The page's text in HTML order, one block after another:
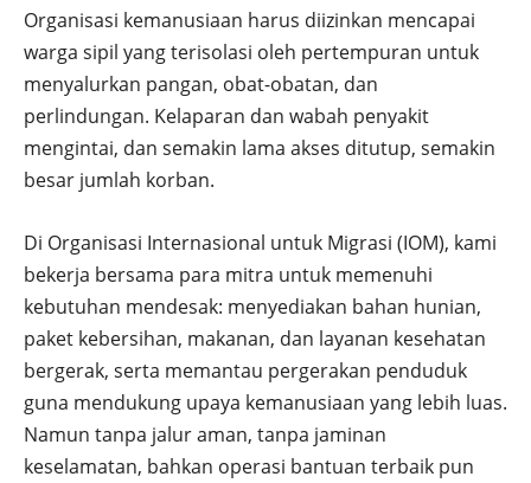
Organisasi kemanusiaan harus diizinkan mencapai
warga sipil yang terisolasi oleh pertempuran untuk
menyalurkan pangan, obat-obatan, dan
perlindungan. Kelaparan dan wabah penyakit
mengintai, dan semakin lama akses ditutup, semakin
besar jumlah korban.
Di Organisasi Internasional untuk Migrasi (IOM), kami
bekerja bersama para mitra untuk memenuhi
kebutuhan mendesak: menyediakan bahan hunian,
paket kebersihan, makanan, dan layanan kesehatan
bergerak, serta memantau pergerakan penduduk
guna mendukung upaya kemanusiaan yang lebih luas.
Namun tanpa jalur aman, tanpa jaminan
keselamatan, bahkan operasi bantuan terbaik pun